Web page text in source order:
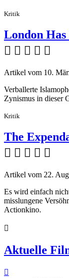
Kritik
London
    
Artikel vom 10.
Verballerte
Zynismus in dieser
Kritik
The
    
Artikel vom 22.
Es wird einfach
misslungene
Actionkino.

Aktuelle
